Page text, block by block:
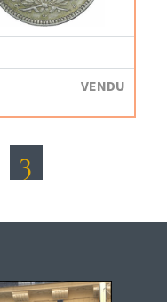
VENDU
3